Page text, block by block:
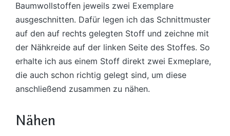
Baumwollstoffen jeweils zwei Exemplare
ausgeschnitten. Dafür legen ich das Schnittmuster
auf den auf rechts gelegten Stoff und zeichne mit
der Nähkreide auf der linken Seite des Stoffes. So
erhalte ich aus einem Stoff direkt zwei Exmeplare,
die auch schon richtig gelegt sind, um diese
anschließend zusammen zu nähen.
Nähen